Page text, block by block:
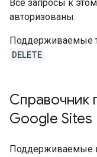
Все запросы к
авторизованы.
Поддерживаемые
DELETE
Справочник
Google Sites
Поддерживаемые